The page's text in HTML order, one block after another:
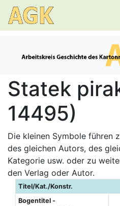
Statek
14495)
Die kleinen Symbole führen
des gleichen Autors, des
Kategorie usw. oder zu
den Verlag oder Autor.
Titel/Kat./Konstr.
Bogentitel -